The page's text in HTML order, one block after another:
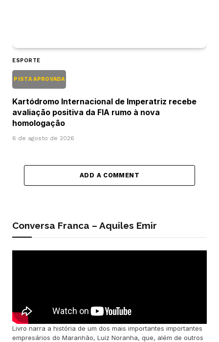
ESPORTE
PISTA APROVADA
Kartódromo Internacional de Imperatriz recebe
avaliação positiva da FIA rumo à nova
homologação
6 de agosto de 2026
ADD A COMMENT
Conversa Franca – Aquiles Emir
Livro narra a história de um dos mais importantes importantes
empresários do Maranhão, Luiz Noranha, que, além de outros